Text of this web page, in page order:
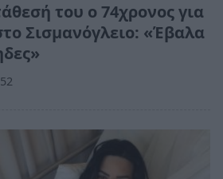
του ο 74χρονος για
Σισμανόγλειο: «Έβαλα